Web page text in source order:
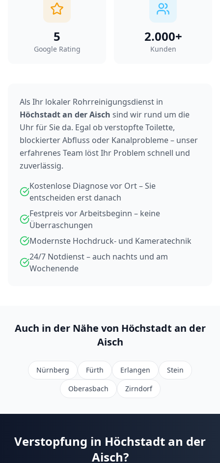
5
Google Rating
2.000+
Kunden
Als Ihr lokaler Rohrreinigungsdienst in
Höchstadt an der Aisch sind wir rund um die
Uhr für Sie da. Egal ob verstopfte Toilette,
blockierter Abfluss oder Kanalprobleme – unser
erfahrenes Team löst Ihr Problem schnell und
zuverlässig.
Kostenlose Diagnose vor Ort – Sie
entscheiden erst danach
Festpreis vor Arbeitsbeginn – keine
Überraschungen
Modernste Hochdruck- und Kameratechnik
24/7 Notdienst – auch nachts und am
Wochenende
Auch in der Nähe von Höchstadt an der
Aisch
Nürnberg Fürth Erlangen
Stein
Oberasbach
Zirndorf
Verstopfung in Höchstadt an der
Aisch?